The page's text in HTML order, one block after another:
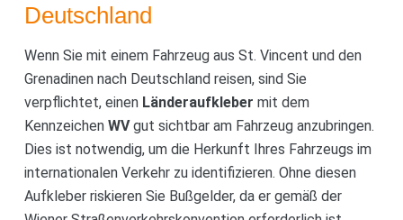
Deutschland
Wenn Sie mit einem Fahrzeug aus St. Vincent und den
Grenadinen nach Deutschland reisen, sind Sie
verpflichtet, einen Länderaufkleber mit dem
Kennzeichen WVgut sichtbar am Fahrzeug anzubringen.
Dies ist notwendig, um die Herkunft Ihres Fahrzeugs im
internationalen Verkehr zu identifizieren. Ohne diesen
Aufkleber riskieren Sie Bußgelder, da er gemäß der